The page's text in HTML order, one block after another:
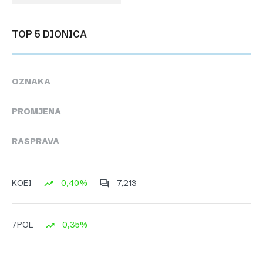
TOP 5 DIONICA
OZNAKA
PROMJENA
RASPRAVA
KOEI 0,40% 7,213
7POL 0,35%